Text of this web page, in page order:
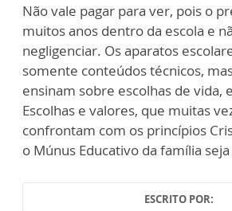
Não vale pagar para ver, pois o
muitos anos dentro da escola e
negligenciar. Os aparatos
somente conteúdos técnicos,
ensinam sobre escolhas de vida,
Escolhas e valores, que muitas
confrontam com os princípios
o Múnus Educativo da família
ESCRITO POR: